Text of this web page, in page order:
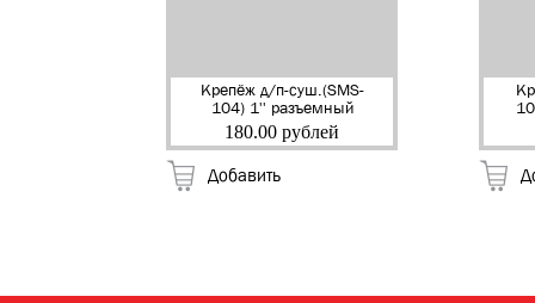
Крепёж д/п-суш.(SMS-
104) 1'' разъемный
(10/100)
180.00 рублей
Добавить